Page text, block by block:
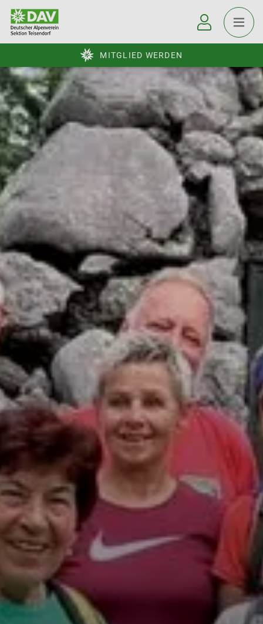
MITGLIED WERDEN
© DAV Teisendorf
© DAV Teisendorf
© DAV Teisendorf